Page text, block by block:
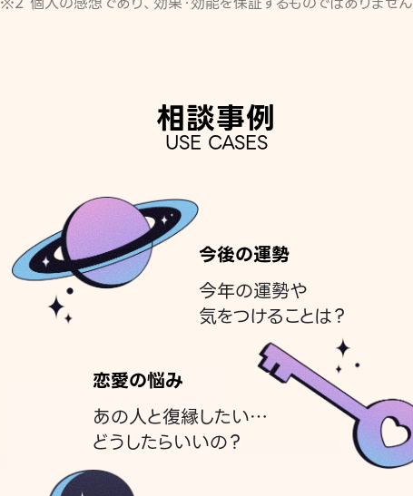
相談事例
USE CASES
今後の運勢
今年の運勢や
気をつけることは？
恋愛の悩み
あの人と復縁したい…
どうしたらいいの？